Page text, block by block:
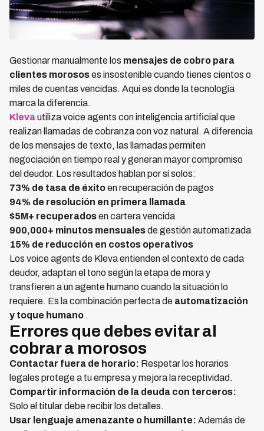
Gestionar manualmente los mensajes de cobro para
clientes morososes insostenible cuando tienes cientos o
miles de cuentas vencidas. Aquí es donde la tecnología
marca la diferencia.
Klevautiliza voice agents con inteligencia artificial que
realizan llamadas de cobranza con voz natural. A diferencia
de los mensajes de texto, las llamadas permiten
negociación en tiempo real y generan mayor compromiso
del deudor. Los resultados hablan por sí solos:
73% de tasa de éxitoen recuperación de pagos
94% de resolución en primera llamada
$5M+ recuperadosen cartera vencida
900,000+ minutos mensualesde gestión automatizada
15% de reducción en costos operativos
Los voice agents de Kleva entienden el contexto de cada
deudor, adaptan el tono según la etapa de mora y
transfieren a un agente humano cuando la situación lo
requiere. Es la combinación perfecta de automatización
y toque humano .
Errores que debes evitar al
cobrar a morosos
Contactar fuera de horario: Respetar los horarios
legales protege a tu empresa y mejora la receptividad.
Compartir información de la deuda con terceros:
Solo el titular debe recibir los detalles.
Usar lenguaje amenazante o humillante: Además de